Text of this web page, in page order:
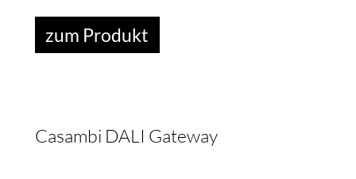
zum Produkt
Casambi DALI Gateway